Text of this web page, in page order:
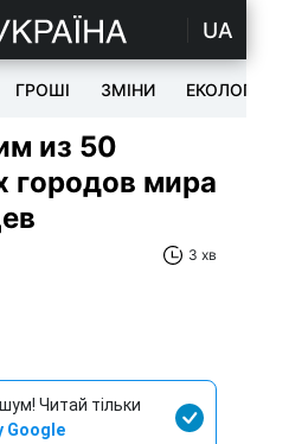
UA
ГРОШІ ЗМІНИ ЕКОЛОГІЯ
из 50
городов мира
3 хв
Читай тільки
Google